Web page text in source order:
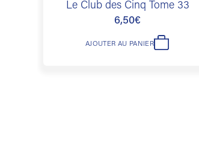
Le Club des Cinq Tome 33
6,50€
AJOUTER AU PANIER